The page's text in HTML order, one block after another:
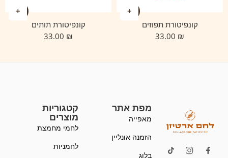
קונפיטורת תפוזים
₪
קונפיטורת תותים
₪
מפת אתר
מאפייה
הזמנה אונליין
בלוג
קטגוריות
מוצרים
לחמי מחמצת
לחמניות